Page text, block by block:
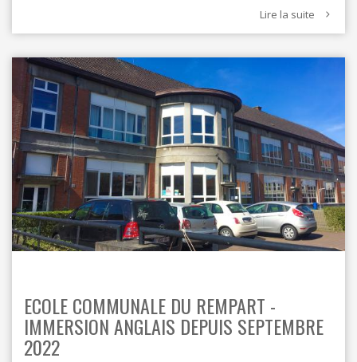
Lire la suite
ECOLE COMMUNALE DU REMPART -
IMMERSION ANGLAIS DEPUIS SEPTEMBRE
2022